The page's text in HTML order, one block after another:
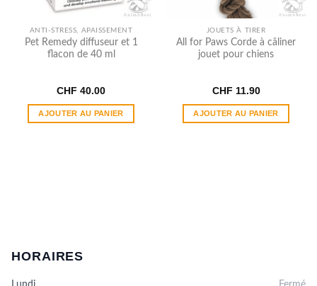
ANTI-STRESS, APAISSEMENT
Pet Remedy diffuseur et 1
flacon de 40 ml
CHF 40.00
AJOUTER AU PANIER
JOUETS À TIRER
All for Paws Corde à câliner
jouet pour chiens
CHF 11.90
AJOUTER AU PANIER
HORAIRES